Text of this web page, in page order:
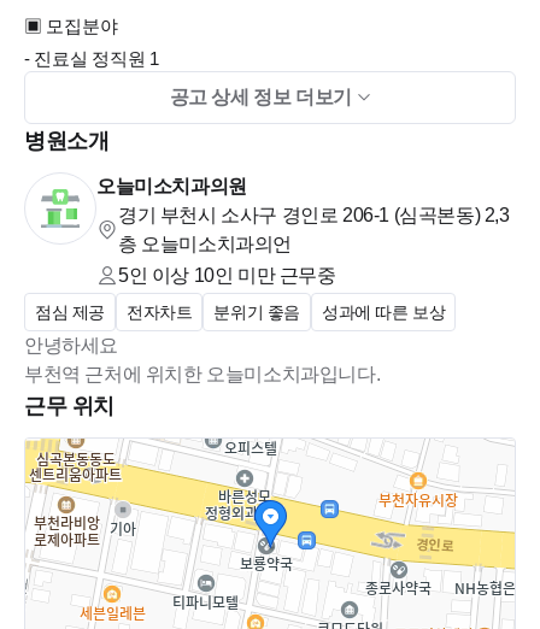
▣ 모집분야
- 진료실 정직원 1
▣ 진료시간
- 평일(화,수,금) 09:30 ~ 18:30
- 평일야간 (월,목) 09:30 ~ 20:30
- 점심시간 13:00 ~ 14:00
- 토요일 09:30 ~ 14:00 (점심시간 없음)
- 주 5일 근무
- 주 38.5 시간 (야간 1회, 평일1일 off)
▣ 복리후생
★★장기 근속 혜택★★
- 1년 근속시마다 100만원 인센티브
- 3년 근속시 한달 유급휴가 (연차별도!!!!!!!!)
- 식대 지원 (점심식사 1만원)
- 1년차부터 법정 연차 제공
(1년차 11일, 2년차 15일, 이후 2년마다 1일 추가)
- 수습기간 100% 급여 지급
공고 상세 정보 더보기
병원소개
오늘미소치과의원
경기 부천시 소사구 경인로 206-1 (심곡본동) 2,3
층 오늘미소치과의언
5인 이상 10인 미만근무중
점심 제공 전자차트 분위기 좋음 성과에 따른 보상
안녕하세요
부천역 근처에 위치한 오늘미소치과입니다.
근무 위치